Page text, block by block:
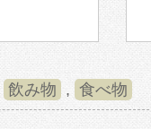
飲み物 , 食べ物